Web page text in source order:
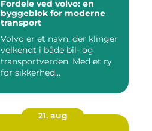
Fordele ved volvo: en
byggeblok for moderne
transport
Volvo er et navn, der klinger
velkendt i både bil- og
transportverden. Med et ry
for sikkerhed...
21. aug